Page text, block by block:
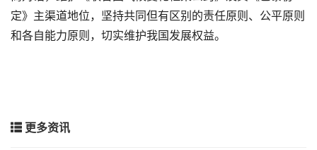
定》主渠道地位，坚持共同但有区别的责任原则、公平原则
和各自能力原则，切实维护我国发展权益。
更多资讯